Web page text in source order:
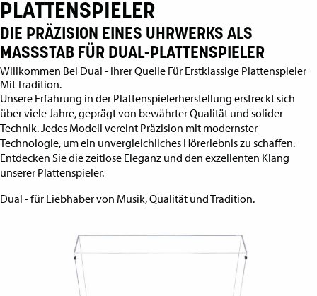
PLATTENSPIELER
DIE PRÄZISION EINES UHRWERKS ALS
MASSSTAB FÜR DUAL-PLATTENSPIELER
Willkommen Bei Dual - Ihrer Quelle Für Erstklassige Plattenspieler
Mit Tradition.
Unsere Erfahrung in der Plattenspielerherstellung erstreckt sich
über viele Jahre, geprägt von bewährter Qualität und solider
Technik. Jedes Modell vereint Präzision mit modernster
Technologie, um ein unvergleichliches Hörerlebnis zu schaffen.
Entdecken Sie die zeitlose Eleganz und den exzellenten Klang
unserer Plattenspieler.
Dual - für Liebhaber von Musik, Qualität und Tradition.